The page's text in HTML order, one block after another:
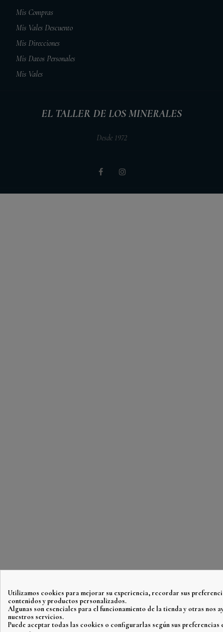
Mis Compras
Mis Vales Descuento
Mis Direcciones
Mis Datos Personales
Mis Vales
EL TALLER DE LOS MINERALES
Desde 1972
Utilizamos cookies para mejorar su experiencia, recordar sus
contenidos y productos personalizados.
Algunas son esenciales para el funcionamiento de la tienda y otras nos
nuestros servicios.
Puede aceptar todas las cookies o configurarlas según sus preferencias